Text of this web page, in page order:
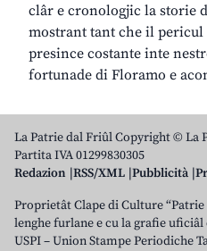
clâr e cronologjic la storie
mostrant tant che il pericul
presince costante inte
fortunade di Floramo e
La Patrie dal Friûl Copyright © La
Partita IVA 01299830305
Redazion RSS/XML Pubblicità
Proprietât Clape di Culture
lenghe furlane e cu la grafie uficiâl
USPI – Union Stampe Periodiche